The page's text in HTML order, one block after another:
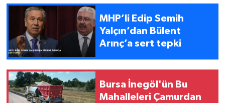
MHP’li Edip Semih
Yalçın’dan Bülent
Arınç’a sert tepki
Bursa İnegöl'ün Bu
Mahalleleri Çamurdan